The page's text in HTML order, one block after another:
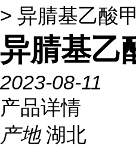
> 异腈基乙酸
异腈基乙
2023-08-11
产品详情
产地 湖北